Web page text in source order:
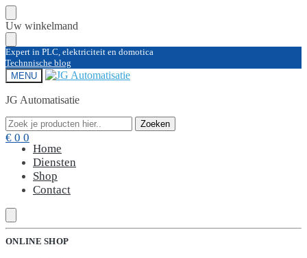
Skip
to
navigation
Skip
to
content
Uw winkelmand
Expert in PLC, elektriciteit en domotica
Technnische blog
MENU
JG Automatisatie
Zoeken
naar:
Zoeken
€ 0 0
Zoeken
naar:
Zoeken
Home
Diensten
Shop
Contact
ONLINE SHOP